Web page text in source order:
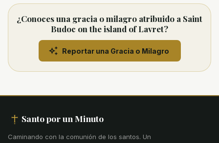
¿Conoces una gracia o milagro atribuido a Saint
Budoc on the island of Lavret?
Reportar una Gracia o Milagro
Santo por un Minuto
Caminando con la comunión de los santos. Un